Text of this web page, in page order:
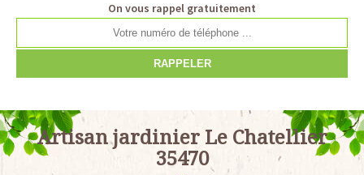
On vous rappel gratuitement
Artisan jardinier Le Chatellier
35470